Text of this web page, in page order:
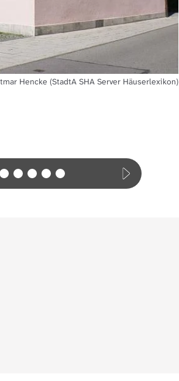
Hencke (StadtA SHA Server Häuserlexikon)